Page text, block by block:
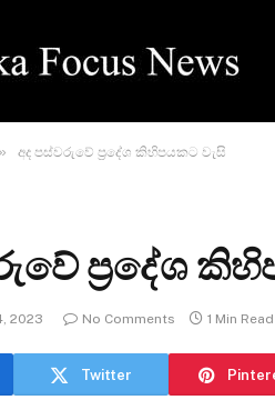
» අද පස්වරුවේ ප්‍රදේශ කිහිපයකට වැසි
ප්‍රදේශ
2023 No Comments 1 Min Read
Twitter